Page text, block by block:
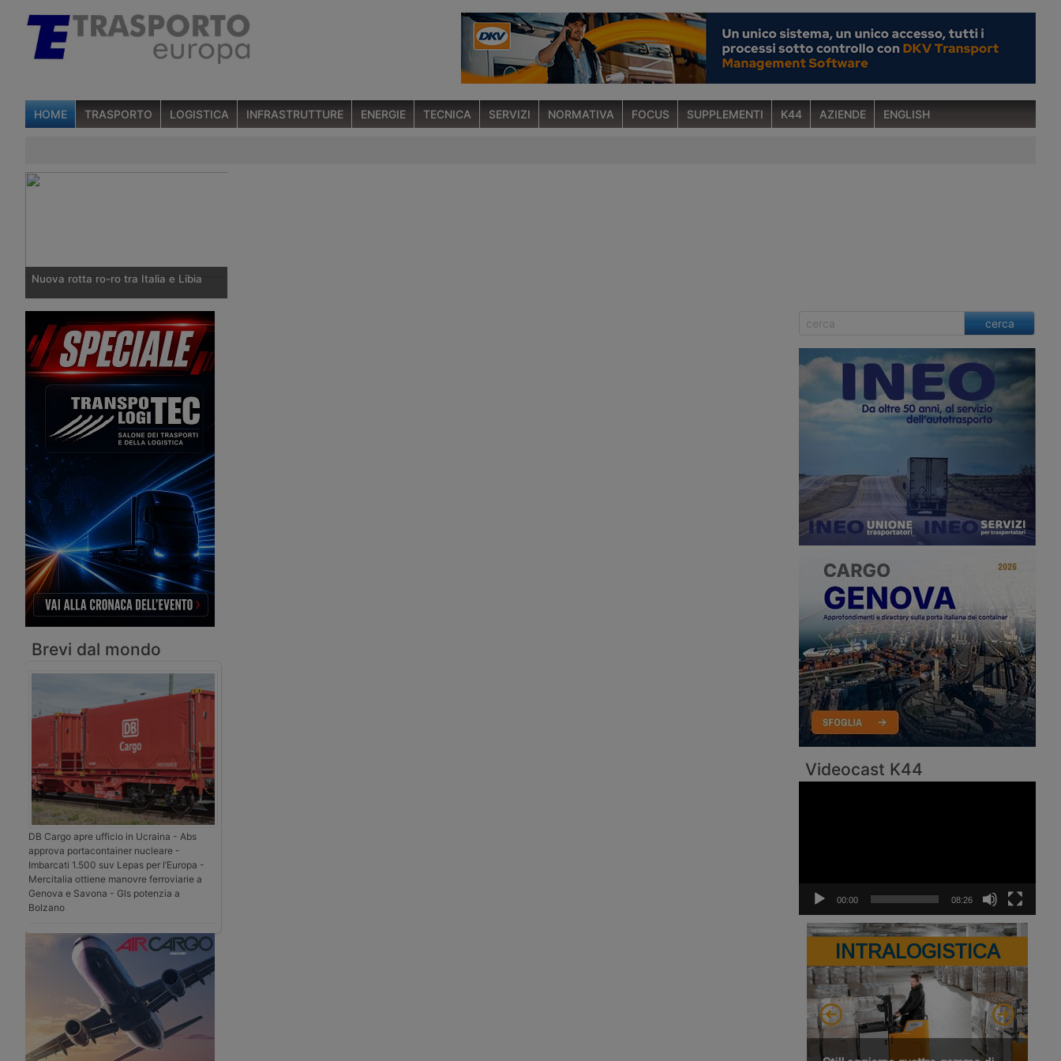
HOME TRASPORTO LOGISTICA INFRASTRUTTURE ENERGIE TECNICA SERVIZI NORMATIVA FOCUS SUPPLEMENTI K44 AZIENDE ENGLISH
Nuova rotta ro-ro tra Italia e Libia
Il conflitto armato in Libia non ferma la
nave ro-ro di Atlantis Seaways, che a
febbraio a avviato un collegamento per
rotabili, pallet e project cargo verso i
porti libici di Khoms e Misurata.
Brevi dal mondo
DB Cargo apre ufficio in Ucraina - Abs
approva portacontainer nucleare -
Imbarcati 1.500 suv Lepas per l’Europa -
Mercitalia ottiene manovre ferroviarie a
Genova e Savona - Gls potenzia a
Bolzano
cerca
Videocast K44
00:00 08:26
INTRALOGISTICA